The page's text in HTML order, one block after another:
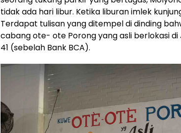
tidak ada hari libur. Ketika liburan imlek
Terdapat tulisan yang ditempel di dinding
cabang ote- ote Porong yang asli berlokasi
41 (sebelah Bank BCA).